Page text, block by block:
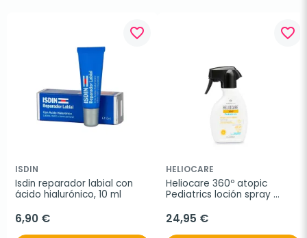
favorite_border
ISDIN
Isdin reparador labial con
ácido hialurónico, 10 ml
6,90 €
favorite_border
HELIOCARE
Heliocare 360º atopic
Pediatrics loción spray
24,95 €